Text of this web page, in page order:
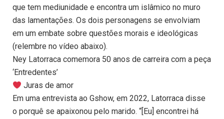
que tem mediunidade e encontra um islâmico no muro
das lamentações. Os dois personagens se envolviam
em um embate sobre questões morais e ideológicas
(relembre no vídeo abaixo).
Ney Latorraca comemora 50 anos de carreira com a peça
‘Entredentes’
Juras de amor
Em uma entrevista ao Gshow, em 2022, Latorraca disse
o porquê se apaixonou pelo marido. “[Eu] encontrei há